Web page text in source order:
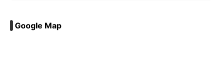
Google Map